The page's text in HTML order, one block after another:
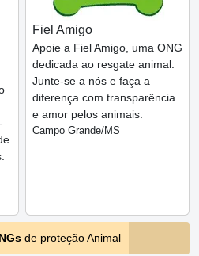
Fiel Amigo
Apoie a Fiel Amigo, uma ONG
dedicada ao resgate animal.
Junte-se a nós e faça a
diferença com transparência
e amor pelos animais.
Campo Grande/MS
de proteção Animal